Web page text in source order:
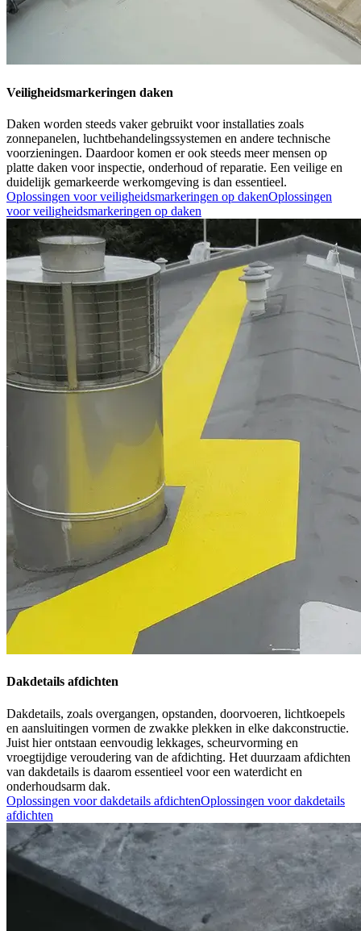
Veiligheidsmarkeringen daken
Daken worden steeds vaker gebruikt voor installaties zoals
zonnepanelen, luchtbehandelingssystemen en andere technische
voorzieningen. Daardoor komen er ook steeds meer mensen op
platte daken voor inspectie, onderhoud of reparatie. Een veilige en
duidelijk gemarkeerde werkomgeving is dan essentieel.
Oplossingen voor veiligheidsmarkeringen op dakenOplossingen
voor veiligheidsmarkeringen op daken
Dakdetails afdichten
Dakdetails, zoals overgangen, opstanden, doorvoeren, lichtkoepels
en aansluitingen vormen de zwakke plekken in elke dakconstructie.
Juist hier ontstaan eenvoudig lekkages, scheurvorming en
vroegtijdige veroudering van de afdichting. Het duurzaam afdichten
van dakdetails is daarom essentieel voor een waterdicht en
onderhoudsarm dak.
Oplossingen voor dakdetails afdichtenOplossingen voor dakdetails
afdichten